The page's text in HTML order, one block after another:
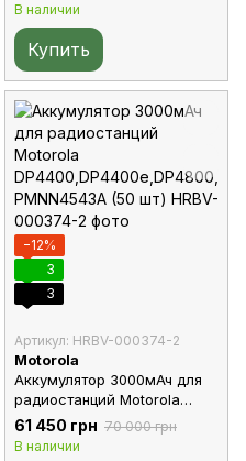
В наличии
Купить
−12%
3
3
Артикул: HRBV-000374-2
Motorola
Аккумулятор 3000мАч для
радиостанций Motorola
DP4400,DP4400e,DP4800,DP
4800e PMNN4543A (50 шт)
61 450 грн 70 000 грн
В наличии